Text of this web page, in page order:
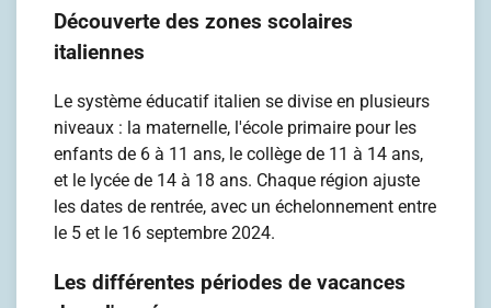
Découverte des zones scolaires
italiennes
Le système éducatif italien se divise en plusieurs
niveaux : la maternelle, l'école primaire pour les
enfants de 6 à 11 ans, le collège de 11 à 14 ans,
et le lycée de 14 à 18 ans. Chaque région ajuste
les dates de rentrée, avec un échelonnement entre
le 5 et le 16 septembre 2024.
Les différentes périodes de vacances